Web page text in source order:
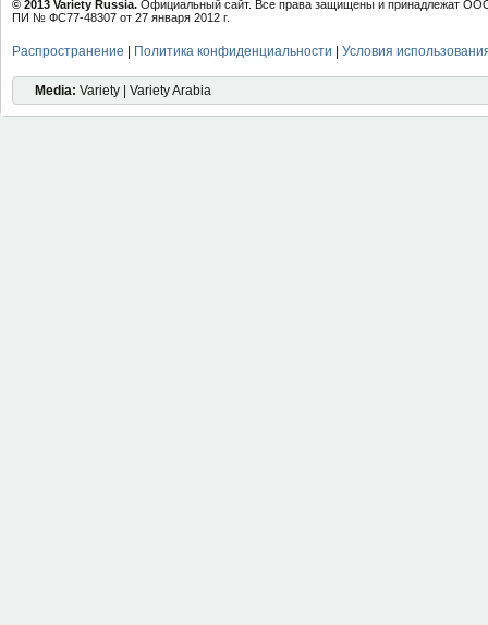
© 2013 Variety Russia. Официальный сайт. Все права защищены и принадлежат
ПИ № ФС77-48307 от 27 января 2012 г.
Распространение Политика конфиденциальности Условия
Media: Variety | Variety Arabia